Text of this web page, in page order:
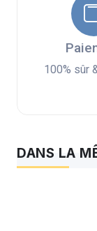
100% sûr
DANS LA